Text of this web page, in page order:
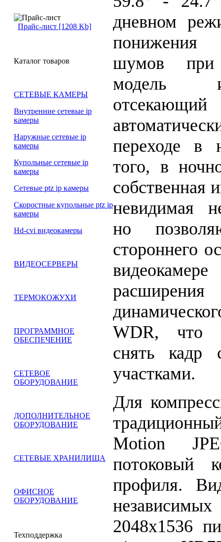
Прайс-лист [1208 Kb]
Каталог товаров
СЕТЕВЫЕ КАМЕРЫ
Внутренние сетевые ip
камеры
Наружные сетевые ip
камеры
Купольные сетевые ip
камеры
Сетевые ptz ip камеры
Скоростные купольные ptz ip
камеры
Hd-cvi видеокамеры
ВИДЕОСЕРВЕРЫ
ТЕРМОКОЖУХИ
ПРОГРАММНОЕ
ОБЕСПЕЧЕНИЕ
СЕТЕВОЕ
ОБОРУДОВАНИЕ
ДОПОЛНИТЕЛЬНОЕ
ОБОРУДОВАНИЕ
СЕТЕВЫЕ ХРАНИЛИЩА
ОФИСНОЕ
ОБОРУДОВАНИЕ
Техподдержка
дневном
понижения
шумов при
модель
отсекающий
переходе в
того, в
собственная
невидимая
но
стороннего
WDR, что
снять кадр
участками.
Для
Motion
потоковый
профиля.
2048х1536